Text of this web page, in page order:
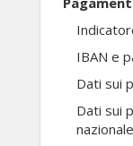
IBAN e
Dati sui
Dati sui
nazionale